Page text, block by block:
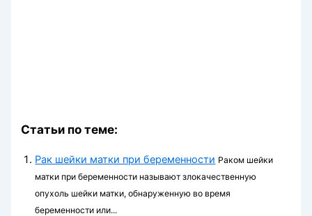
Статьи по теме:
Рак шейки матки при беременности Раком шейки
матки при беременности называют злокачественную
опухоль шейки матки, обнаруженную во время
беременности или...